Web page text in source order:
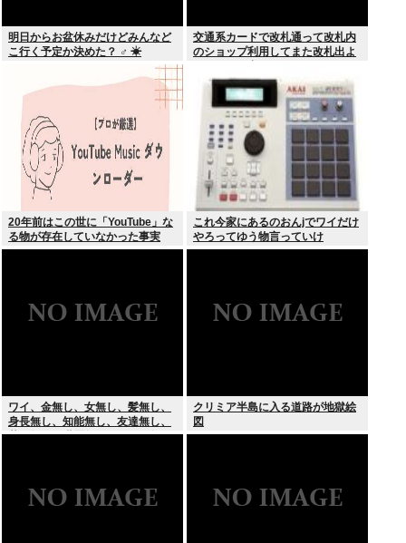
明日からお盆休みだけどみんなど
こ行く予定か決めた？ ‍♂ ☀
交通系カードで改札通って改札内
のショップ利用してまた改札出よ
20年前はこの世に「YouTube」な
る物が存在していなかった事実
これ今家にあるのおんjでワイだけ
やろってゆう物言っていけ
ワイ、金無し、女無し、髪無し、
身長無し、知能無し、友達無し、
若さ無し、職歴無し、やる気無し
クリミア半島に入る道路が地獄絵
図